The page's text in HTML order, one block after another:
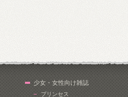
少女・女性向け雑誌
プリンセス